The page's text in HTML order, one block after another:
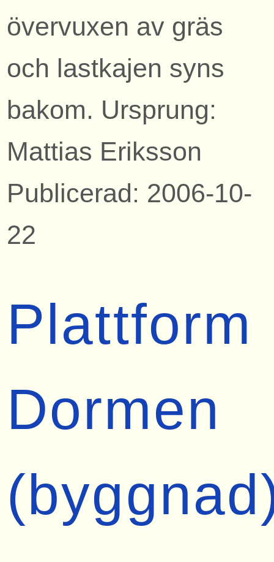
övervuxen av gräs
och lastkajen syns
bakom. Ursprung:
Mattias Eriksson
Publicerad: 2006-10-
22
Plattform
Dormen